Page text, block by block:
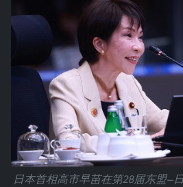
日本首相高市早苗在第28届东盟—